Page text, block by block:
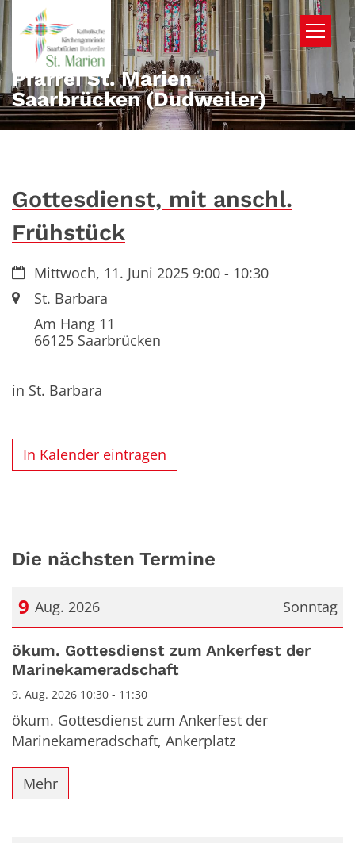
Zum Inhalt springen
Pfarrei St. Marien
Saarbrücken (Dudweiler)
Gottesdienst, mit anschl.
Frühstück
Datum:Mittwoch, 11. Juni 2025 9:00 - 10:30
Ort:St. Barbara
Am Hang 11
66125Saarbrücken
in St. Barbara
In Kalender eintragen
Die nächsten Termine
Sonntag
9 Aug. 2026
Datum: 9. August 2026
ökum. Gottesdienst zum Ankerfest der
Marinekameradschaft
9. Aug. 2026 10:30 - 11:30
ökum. Gottesdienst zum Ankerfest der
Marinekameradschaft, Ankerplatz
Mehr